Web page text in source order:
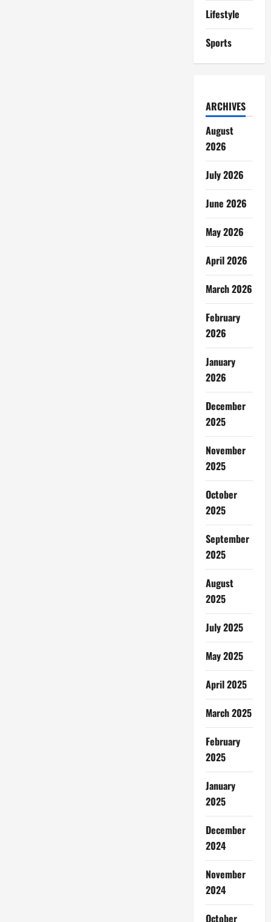
Lifestyle
Sports
ARCHIVES
August
2026
July 2026
June 2026
May 2026
April 2026
March 2026
February
2026
January
2026
December
2025
November
2025
October
2025
September
2025
August
2025
July 2025
May 2025
April 2025
March 2025
February
2025
January
2025
December
2024
November
2024
October